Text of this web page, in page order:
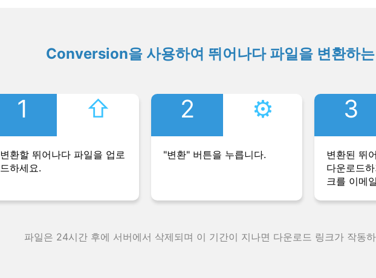
Conversion을 사용하여 뛰어나다 파일을 변환하는
1 ⇧︎
변환할 뛰어나다 파일을 업로
드하세요.
2 ⚙︎
"변환" 버튼을 누릅니다.
3
변환된 뛰
다운로드
크를 이메
파일은 24시간 후에 서버에서 삭제되며 이 기간이 지나면 다운로드 링크가 작동